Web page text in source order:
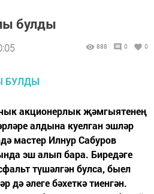
булды
888 0 0
акционерлык җәмгыятенең
алдына куелган эшләр
мастер Илнур Сабуров
эш алып бара. Биредәге
түшәлгән булса, быел
дә әлеге бәхеткә тиенгән.